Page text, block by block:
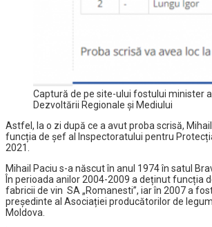
Captură de pe site-ului fostului minister
Dezvoltării Regionale și Mediului
Astfel, la o zi după ce a avut proba scrisă,
funcția de șef al Inspectoratului pentru
2021.
Mihail Paciu s-a născut în anul 1974 în satul
În perioada anilor 2004-2009 a deținut funcția
fabricii de vin SA „Romanesti”, iar în 2007 a
președinte al Asociației producătorilor de
Moldova.